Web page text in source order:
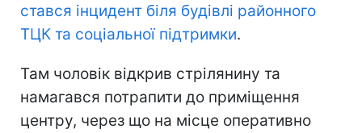
стався інцидент біля будівлі районного
ТЦК та соціальної підтримки.
Там чоловік відкрив стрілянину та
намагався потрапити до приміщення
центру, через що на місце оперативно